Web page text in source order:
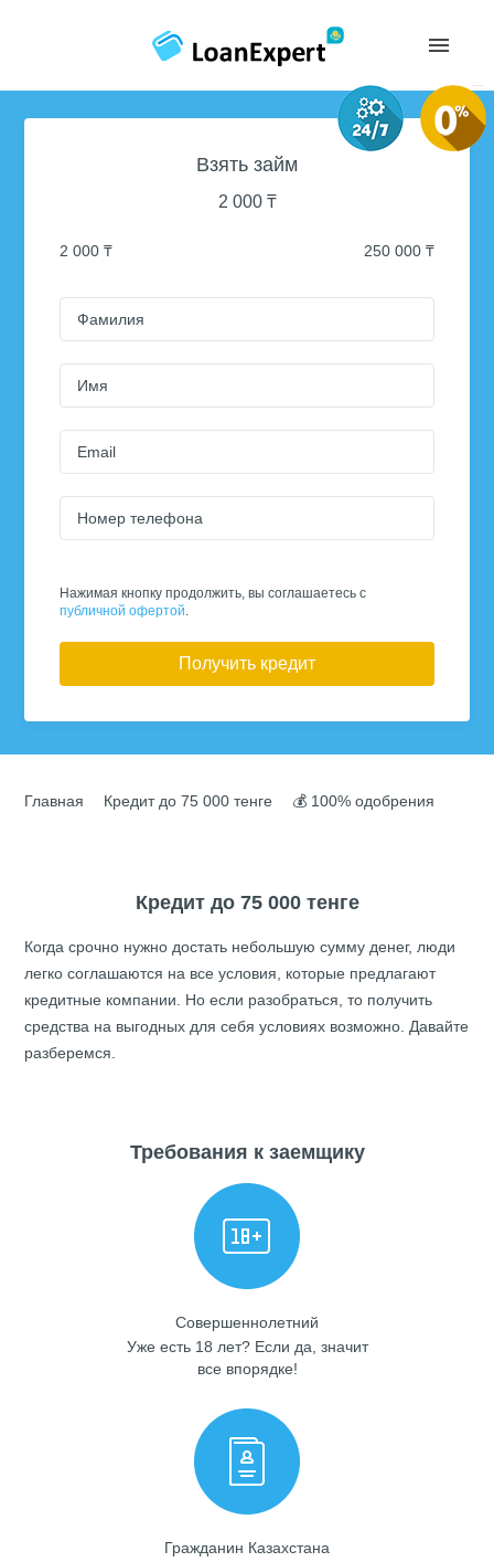
Взять займ
2 000₸
2 000 ₸ 250 000 ₸
Фамилия
Имя
Email
Номер телефона
Нажимая кнопку продолжить, вы соглашаетесь с
публичной офертой.
Получить кредит
Главная Кредит до 75 000 тенге 💰 100% одобрения
Кредит до 75 000 тенге
Когда срочно нужно достать небольшую сумму денег, люди
легко соглашаются на все условия, которые предлагают
кредитные компании . Но если разобраться, то получить
средства на выгодных для себя условиях возможно. Давайте
разберемся.
Требования к заемщику
Совершеннолетний
Уже есть 18 лет? Если да, значит
все впорядке!
Гражданин Казахстана